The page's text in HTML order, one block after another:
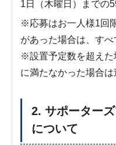
1日（木曜日）までの
※応募はお一人様1回
があった場合は、すべ
※設置予定数を超えた
に満たなかった場合は
2. サポーターズ
について